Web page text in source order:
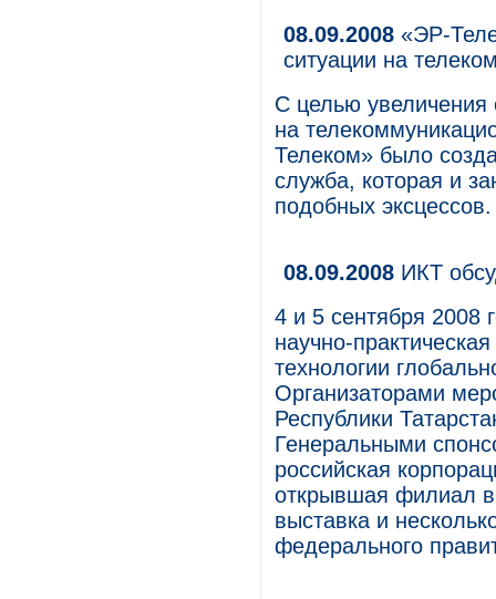
08.09.2008 «ЭР-
ситуации на
С целью увеличения
на
Телеком» было
служба, которая и
подобных эксцессов.
08.09.2008 ИКТ
4 и 5 сентября 2008
научно-
технологии
Организаторами
Республики
Генеральными
российская
открывшая филиал
выставка и
федерального